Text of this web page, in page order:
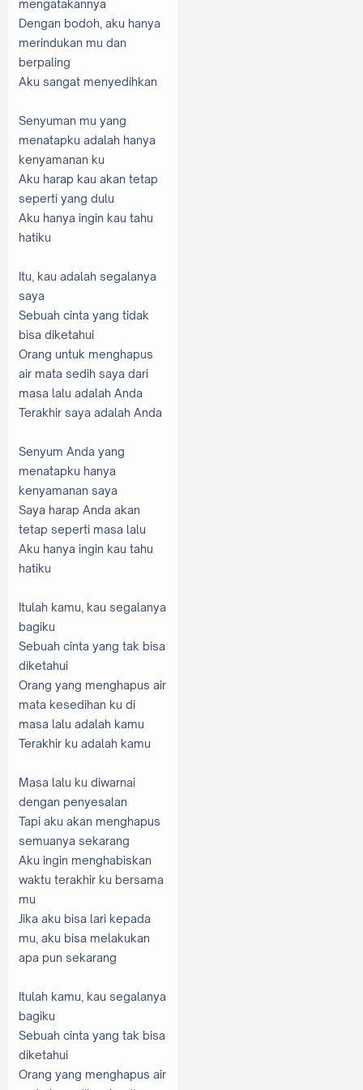
mengatakannya
Dengan bodoh aku hanya
merindukan mu dan
berpaling
Aku sangat menyedihkan
Senyuman mu yang
menatapku adalah hanya
kenyamanan ku
Aku harap kau akan tetap
seperti yang dulu
Aku hanya ingin kau tahu
hatiku
Itu , kau adalah segalanya
saya
Sebuah cinta yang tidak
bisa diketahui
Orang untuk menghapus
air mata sedih saya dari
masa lalu adalah Anda
Terakhir saya adalah Anda
Senyum Anda yang
menatapku hanya
kenyamanan saya
Saya harap Anda akan
tetap seperti masa lalu
Aku hanya ingin kau tahu
hatiku
Itulah kamu , kau segalanya
bagiku
Sebuah cinta yang tak bisa
diketahui
Orang yang menghapus air
mata kesedihan ku di
masa lalu adalah kamu
Terakhir ku adalah kamu
Masa lalu ku diwarnai
dengan penyesalan
Tapi aku akan menghapus
semuanya sekarang
Aku ingin menghabiskan
waktu terakhir ku bersama
mu
Jika aku bisa lari kepada
mu aku bisa melakukan
apa pun sekarang
Itulah kamu , kau segalanya
bagiku
Sebuah cinta yang tak bisa
diketahui
Orang yang menghapus air